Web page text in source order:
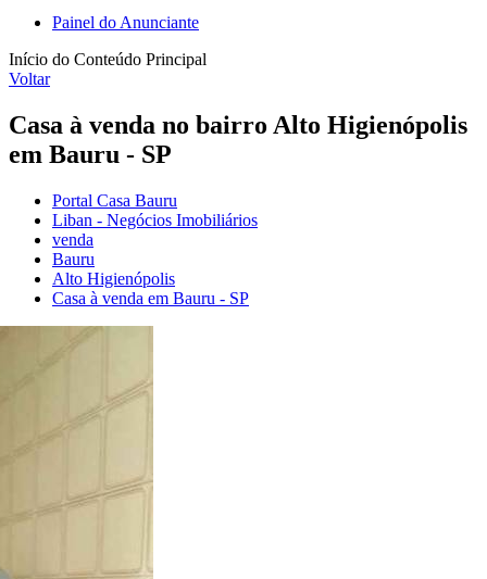
Painel do Anunciante
Início do Conteúdo Principal
Voltar
Casa à venda no bairro Alto Higienópolis
em Bauru - SP
Portal Casa Bauru
Liban - Negócios Imobiliários
venda
Bauru
Alto Higienópolis
Casa à venda em Bauru - SP